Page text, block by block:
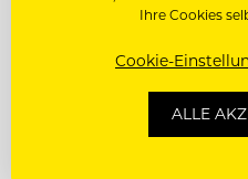
6352 Ellmau, Österreich
RESERVIERUNG /
Ihre Cookies
Cookie-
ALLE